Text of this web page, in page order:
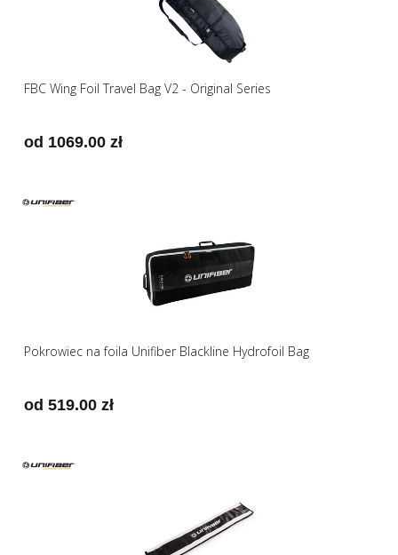
FBC Wing Foil Travel Bag V2 - Original Series
od 1069.00 zł
Pokrowiec na foila Unifiber Blackline Hydrofoil Bag
od 519.00 zł